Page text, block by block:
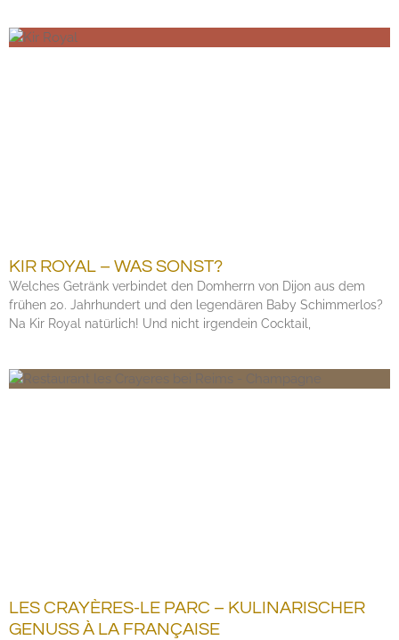
KIR ROYAL – WAS SONST?
Welches Getränk verbindet den Domherrn von Dijon aus dem
frühen 20. Jahrhundert und den legendären Baby Schimmerlos?
Na Kir Royal natürlich! Und nicht irgendein Cocktail,
LES CRAYÈRES-LE PARC – KULINARISCHER
GENUSS À LA FRANÇAISE